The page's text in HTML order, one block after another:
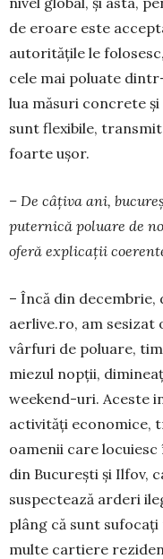
de eroare este
autoritățile le
cele mai poluate
lua măsuri concrete
sunt flexibile,
foarte ușor.
– De câțiva ani,
puternică poluare de
oferă explicații
– Încă din
aerlive.ro, am sesizat
vârfuri de poluare,
miezul nopții,
weekend-uri. Aces­te
activități eco­nomice,
oa­menii care
din Bucu­rești și Ilfov,
suspectează arderi
plâng că sunt
multe cartiere